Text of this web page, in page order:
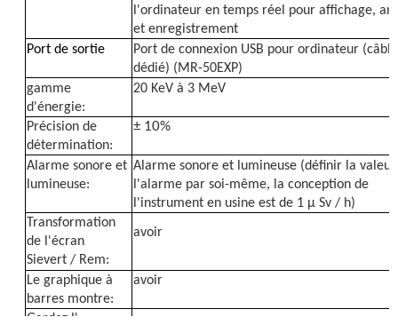
l'ordinateur en temps réel pour affichage,
et enregistrement
Port de sortie
Port de connexion USB pour ordinateur (câble
dédié) (MR-50EXP)
gamme
d'énergie:
20 KeV à 3 MeV
Précision de
détermination:
± 10%
Alarme sonore et
lumineuse:
Alarme sonore et lumineuse (définir la
l'alarme par soi-même, la conception de
l'instrument en usine est de 1 μ Sv / h)
Transformation
de l'écran
Sievert / Rem:
avoir
Le graphique à
barres montre:
avoir
Gardez l'